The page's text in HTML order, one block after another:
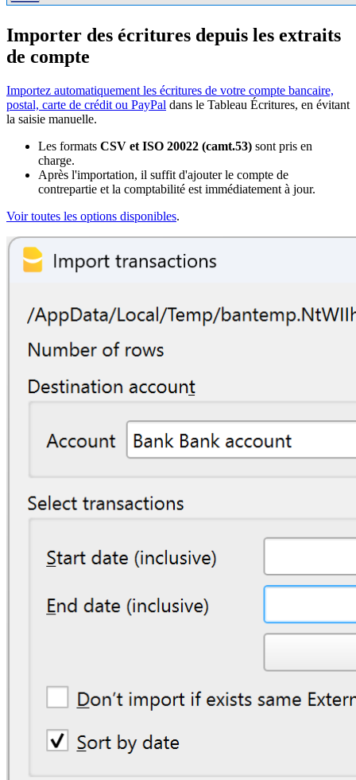
Importer des écritures depuis les extraits
de compte
Importez automatiquement les écritures de votre compte bancaire,
postal, carte de crédit ou PayPal dans le Tableau Écritures, en évitant
la saisie manuelle.
Les formats CSV et ISO 20022 (camt.53) sont pris en
charge.
Après l'importation, il suffit d'ajouter le compte de
contrepartie et la comptabilité est immédiatement à jour.
Voir toutes les options disponibles.